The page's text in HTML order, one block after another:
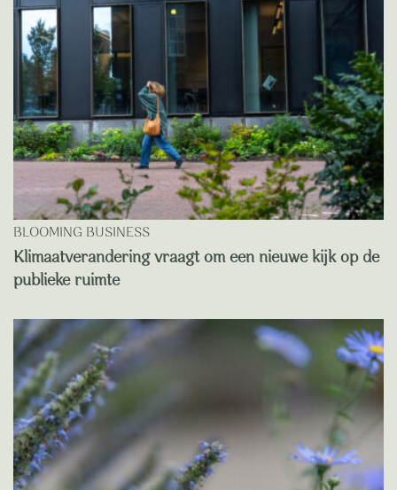
BLOOMING BUSINESS
Klimaatverandering vraagt om een nieuwe kijk op de
publieke ruimte